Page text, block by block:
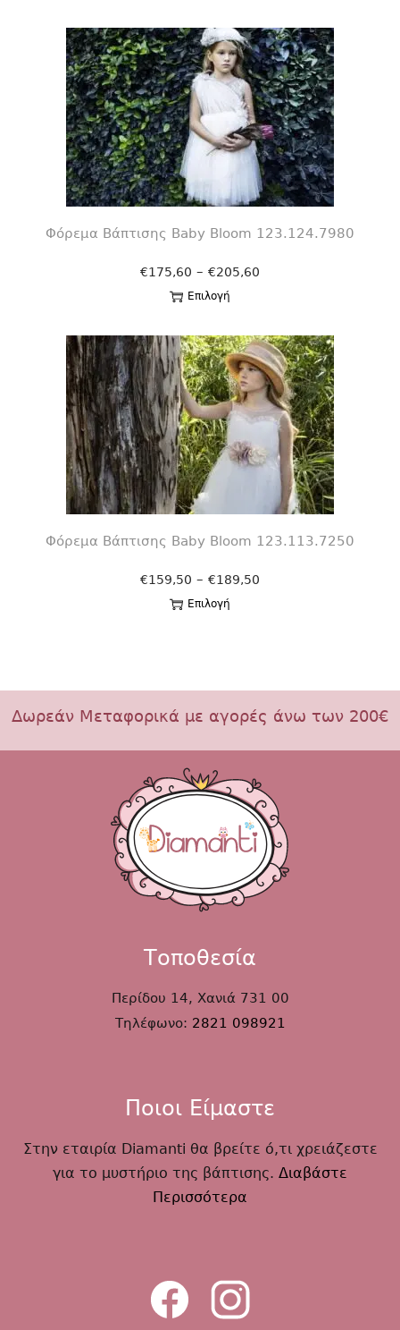
Φόρεμα Βάπτισης Βaby Bloom 123.124.7980
€175,60 – €205,60
Επιλογή
Φόρεμα Βάπτισης Βaby Bloom 123.113.7250
€159,50 – €189,50
Επιλογή
Δωρεάν Μεταφορικά με αγορές άνω των 200€
Τοποθεσία
Περίδου 14, Χανιά 731 00
Τηλέφωνο: 2821 098921
Ποιοι Είμαστε
Στην εταιρία Diamanti θα βρείτε ό,τι χρειάζεστε
για το μυστήριο της βάπτισης. Διαβάστε
Περισσότερα